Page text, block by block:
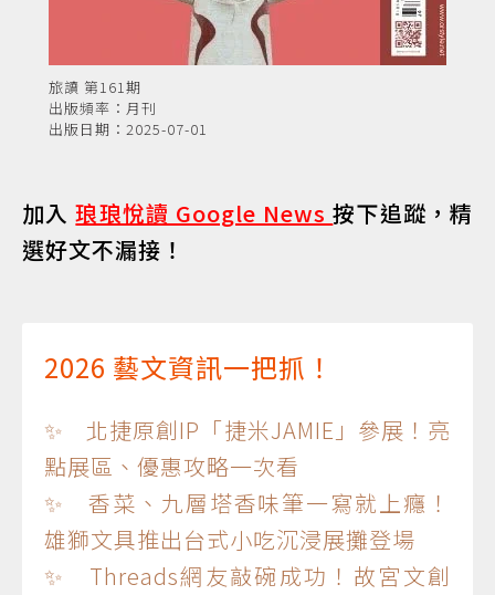
旅讀 第161期
出版頻率：月刊
出版日期：2025-07-01
加入琅琅悅讀 Google News按下追蹤，精
選好文不漏接！
2026 藝文資訊一把抓！
✨ 北捷原創IP「捷米JAMIE」參展！亮
點展區、優惠攻略一次看
✨ 香菜、九層塔香味筆一寫就上癮！
雄獅文具推出台式小吃沉浸展攤登場
✨ Threads網友敲碗成功！故宮文創